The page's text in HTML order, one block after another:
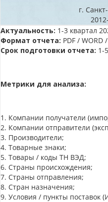
г.
Актуальность: 1-3 квартал
Формат отчета: PDF / WORD
Срок подготовки отчета: 1-
Метрики для анализа:
1. Компании получатели
2. Компании отправители
3. Производители;
4. Товарные знаки;
5. Товары / коды ТН ВЭД;
6. Страны происхождения;
7. Страны отправления;
8. Стран назначения;
9. Условия / пункты поставок